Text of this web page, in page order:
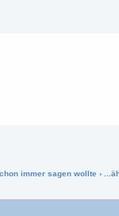
immer sagen wollte ›